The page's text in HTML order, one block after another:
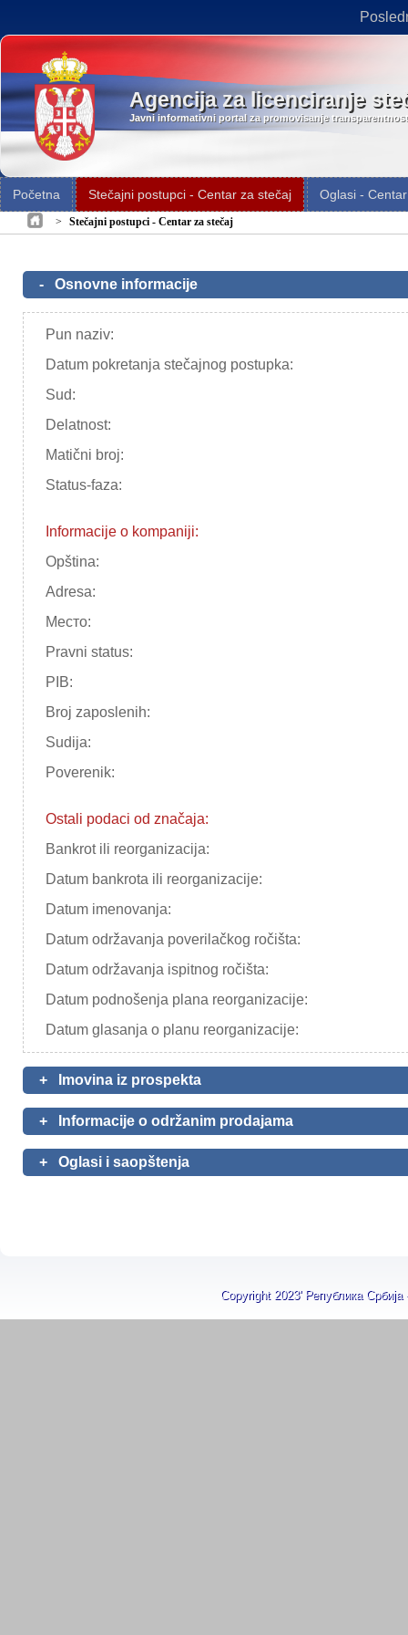
Agencija za licenciranje
Javni informativni portal za promovisanje
Početna Stečajni postupci - Centar za stečaj Oglasi -
> Stečajni postupci - Centar za stečaj
- Osnovne informacije
Pun naziv:
Datum pokretanja stečajnog postupka:
Sud:
Delatnost:
Matični broj:
Status-faza:
Informacije o kompaniji:
Opština:
Adresa:
Место:
Pravni status:
PIB:
Broj zaposlenih:
Sudija:
Poverenik:
Ostali podaci od značaja:
Bankrot ili reorganizacija:
Datum bankrota ili reorganizacije:
Datum imenovanja:
Datum održavanja poverilačkog ročišta:
Datum održavanja ispitnog ročišta:
Datum podnošenja plana reorganizacije:
Datum glasanja o planu reorganizacije:
+ Imovina iz prospekta
+ Informacije o održanim prodajama
+ Oglasi i saopštenja
Copyright 2023' Република